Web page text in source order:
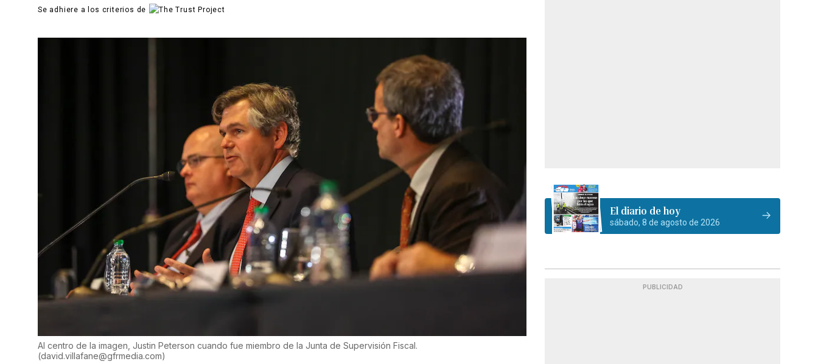
Se adhiere a los criterios de
Al centro de la imagen, Justin Peterson cuando fue miembro de la Junta de Supervisión Fiscal.
(david.villafane@gfrmedia.com)
El diario de hoy
sábado, 8 de agosto de 2026
PUBLICIDAD